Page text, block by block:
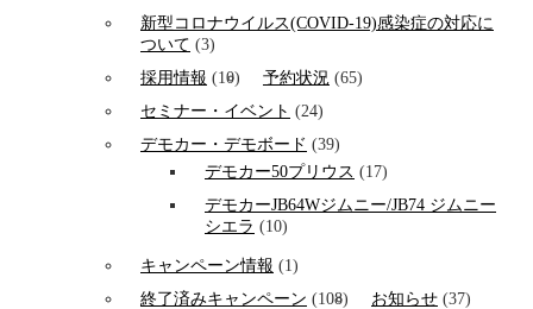
新型コロナウイルス(COVID-19)感染症の対応に
ついて (3)
採用情報 (10) 予約状況 (65)
セミナー・イベント (24)
デモカー・デモボード (39)
デモカー50プリウス (17)
デモカーJB64Wジムニー/JB74 ジムニー
シエラ (10)
キャンペーン情報 (1)
終了済みキャンペーン (108) お知らせ (37)